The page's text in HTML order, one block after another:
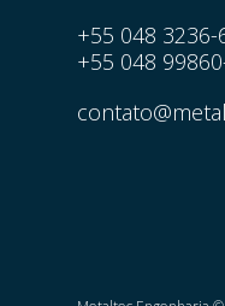
+55 048 3236-
+55 048